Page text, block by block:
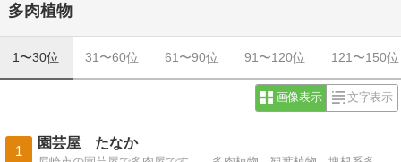
多肉植物
1〜30位 31〜60位 61〜90位 91〜120位 121〜150位
画像表示 文字表示
1
園芸屋 たなか